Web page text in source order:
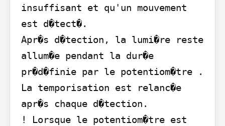
insuffisant et qu'un mouvement
est d�tect�.
Apr�s d�tection, la lumi�re reste
allum�e pendant la dur�e
pr�d�finie par le potentiom�tre .
La temporisation est relanc�e
apr�s chaque d�tection.
! Lorsque le potentiom�tre est